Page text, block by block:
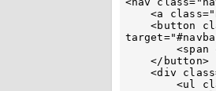
    <a class="navbar-brand" href="#">CHash</a>
    <button class="navbar-toggler" type="button" data-toggle="collapse" data-
        <span class="navbar-toggler-icon"></span>
    </button>
    <div class="collapse navbar-collapse" id="navbarCollapse">
        <ul class="navbar-nav mr-auto">